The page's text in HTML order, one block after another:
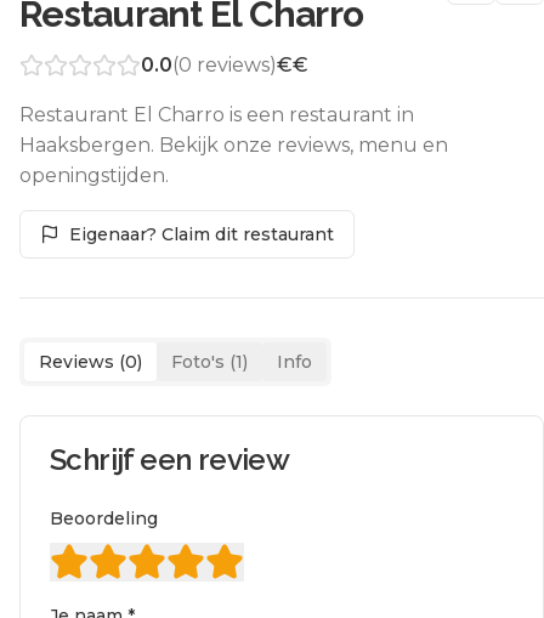
Restaurant El Charro
0.0(0 reviews)€€
Restaurant El Charro is een restaurant in
Haaksbergen. Bekijk onze reviews, menu en
openingstijden.
Eigenaar? Claim dit restaurant
Reviews (0) Foto's (1) Info
Schrijf een review
Beoordeling